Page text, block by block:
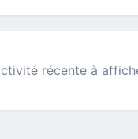
récente à